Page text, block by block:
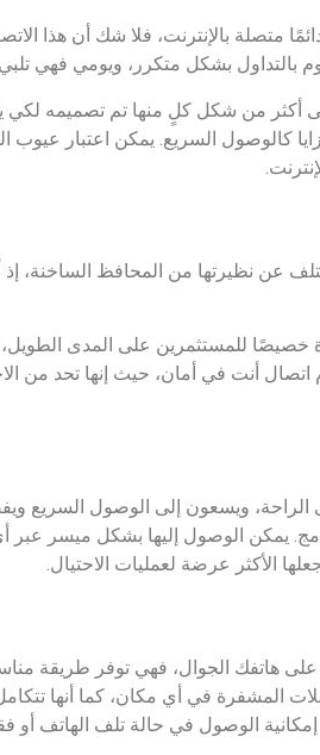
متصلة بالإنترنت، فلا شك أن هذا
بالتداول بشكل متكرر، ويومي فهي تلبي
أكثر من شكل كلٍ منها تم تصميمه لكي
كالوصول السريع. يمكن اعتبار
عن نظيرتها من المحافظ الساخنة،
خصيصًا للمستثمرين على المدى
أنت في أمان، حيث إنها تحد من
الراحة، ويسعون إلى الوصول السريع
يمكن الوصول إليها بشكل ميسر عبر
الأكثر عرضة لعمليات الاحتيال.
هاتفك الجوال، فهي توفر طريقة
المشفرة في أي مكان، كما أنها
الوصول في حالة تلف الهاتف أو